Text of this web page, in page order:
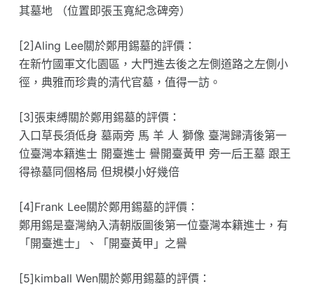
其墓地 （位置即張玉寬紀念碑旁）
[2]Aling Lee關於鄭用錫墓的評價：
在新竹國軍文化園區，大門進去後之左側道路之左側小
徑，典雅而珍貴的清代官墓，值得一訪。
[3]張束縛關於鄭用錫墓的評價：
入口草長須低身 墓兩旁 馬 羊 人 獅像 臺灣歸清後第一
位臺灣本籍進士 開臺進士 譽開臺黃甲 旁一后王墓 跟王
得祿墓同個格局 但規模小好幾倍
[4]Frank Lee關於鄭用錫墓的評價：
鄭用錫是臺灣納入清朝版圖後第一位臺灣本籍進士，有
「開臺進士」、「開臺黃甲」之譽
[5]kimball Wen關於鄭用錫墓的評價：